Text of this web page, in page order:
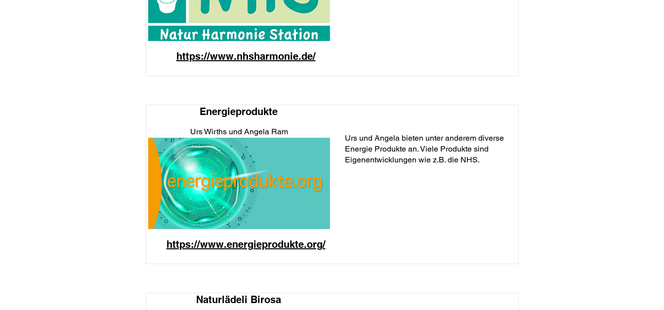
https://www.nhsharmonie.de/
Energieprodukte
Urs Wirths und Angela Ram
Urs und Angela bieten unter anderem diverse
Energie Produkte an. Viele Produkte sind
Eigenentwicklungen wie z.B. die NHS.
https://www.energieprodukte.org/
Naturlädeli Birosa